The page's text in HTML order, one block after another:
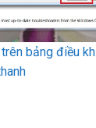
bảng điều